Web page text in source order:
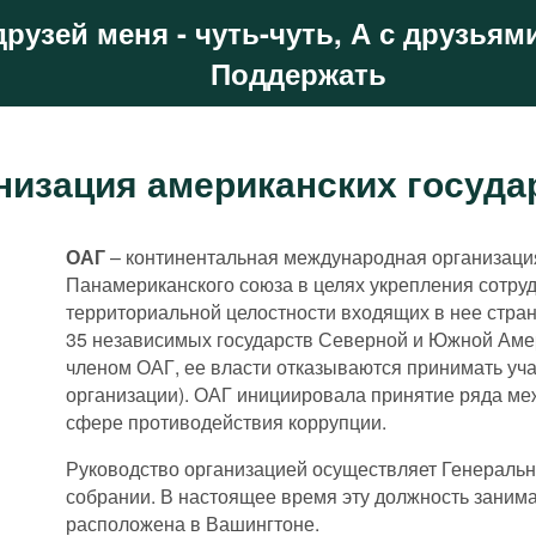
меня - чуть-чуть, А с
Поддержать
американских
ОАГ– континентальная международная
Панамериканского союза в целях укрепления
территориальной целостности входящих в нее
35 независимых государств Северной и Южной
членом ОАГ, ее власти отказываются принимать
организации). ОАГ инициировала принятие ряда
сфере противодействия коррупции.
Руководство организацией осуществляет
собрании. В настоящее время эту должность
расположена в Вашингтоне.
Работа ОАГ по противодействию коррупции
Межамериканской конвенции против
силу в 1997. Конвенцию ратифицировали 34
МАКПК стала первой международной конвенцией,
противодействия коррупции. По своему
Конвенции ООН против коррупции. Она
криминализация отдельных коррупционных
незаконного обогащения, а также международное
правового и технического взаимодействия,
ареста и конфискации имущества или доходов,
Мониторинг осуществления МАКПК проводится в
отдельным темам, затронутым в МАКПК.
В проведении оценки ключевую роль играет
каждого этапа мониторинга отдельный вопросник,
участницы. После заполнения опросника
проведение оценки конкретной страны, посещает
сотрудниками профильных ведомств и
готовится проект странового отчета, который по
корректируется и принимается на пленарном